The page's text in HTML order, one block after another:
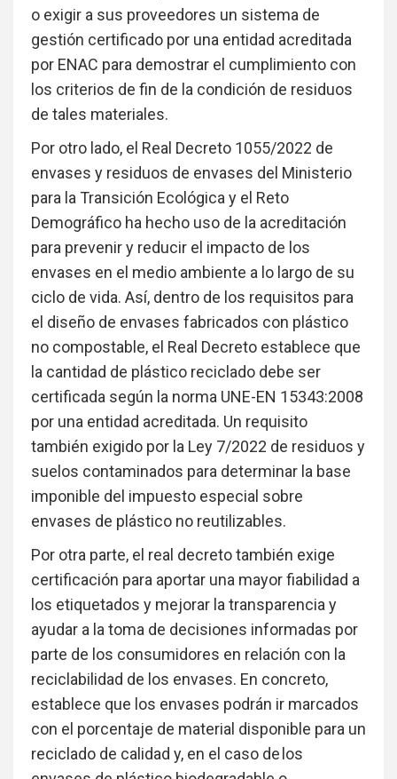
o exigir a sus proveedores un sistema de
gestión certificado por una entidad acreditada
por ENAC para demostrar el cumplimiento con
los criterios de fin de la condición de residuos
de tales materiales.
Por otro lado, el Real Decreto 1055/2022 de
envases y residuos de envases del Ministerio
para la Transición Ecológica y el Reto
Demográfico ha hecho uso de la acreditación
para prevenir y reducir el impacto de los
envases en el medio ambiente a lo largo de su
ciclo de vida. Así, dentro de los requisitos para
el diseño de envases fabricados con plástico
no compostable, el Real Decreto establece que
la cantidad de plástico reciclado debe ser
certificada según la norma UNE-EN 15343:2008
por una entidad acreditada. Un requisito
también exigido por la Ley 7/2022 de residuos y
suelos contaminados para determinar la base
imponible del impuesto especial sobre
envases de plástico no reutilizables.
Por otra parte, el real decreto también exige
certificación para aportar una mayor fiabilidad a
los etiquetados y mejorar la transparencia y
ayudar a la toma de decisiones informadas por
parte de los consumidores en relación con la
reciclabilidad de los envases. En concreto,
establece que los envases podrán ir marcados
con el porcentaje de material disponible para un
reciclado de calidad y, en el caso de los